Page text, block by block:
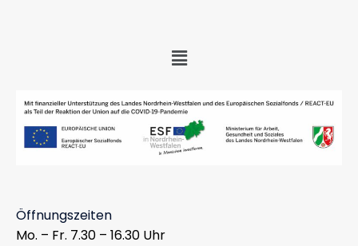
Menü
Öffnungszeiten
Mo. – Fr. 7.30 – 16.30 Uhr